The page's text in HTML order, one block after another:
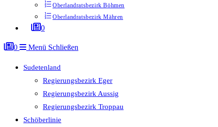
Oberlandratsbezirk Böhmen
Oberlandratsbezirk Mähren
0
0 Menü Schließen
Sudetenland
Regierungsbezirk Eger
Regierungsbezirk Aussig
Regierungsbezirk Troppau
Schöberlinie